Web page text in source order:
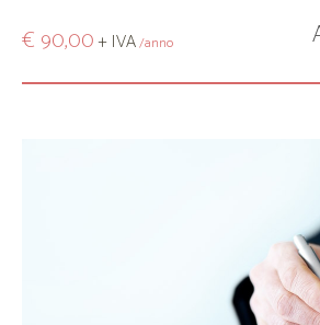
€ 90,00+ IVA/anno